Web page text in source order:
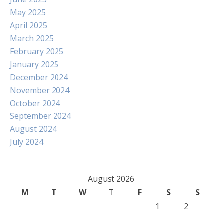
May 2025
April 2025
March 2025
February 2025
January 2025
December 2024
November 2024
October 2024
September 2024
August 2024
July 2024
August 2026
M
T W T F S
S
1
2